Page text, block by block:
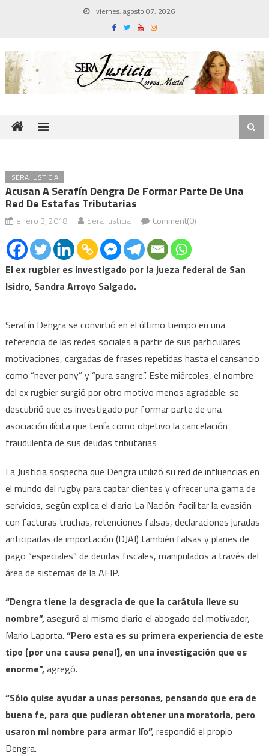
viernes, agosto 07, 2026
SERA JUSTICIA
Acusan A Serafín Dengra De Formar Parte De Una
Red De Estafas Tributarias
enero 3, 2018 Será Justicia Comment(0)
El ex rugbier es investigado por la jueza federal de San
Isidro, Sandra Arroyo Salgado.
Serafín Dengra se convirtió en el último tiempo en una
referencia de las redes sociales a partir de sus particulares
motivaciones, cargadas de frases repetidas hasta el cansancio
como “never pony” y “pura sangre”. Este miércoles, el nombre
del ex rugbier surgió por otro motivo menos agradable: se
descubrió que es investigado por formar parte de una
asociación ilícita que tenía como objetivo la cancelación
fraudulenta de sus deudas tributarias
La Justicia sospecha que Dengra utilizó su red de influencias en
el mundo del rugby para captar clientes y ofrecer una gama de
servicios, según explica el diario La Nación: facilitar la evasión
con facturas truchas, retenciones falsas, declaraciones juradas
anticipadas de importación (DJAI) también falsas y planes de
pago “especiales” de deudas fiscales, manipulados a través del
área de sistemas de la AFIP.
“Dengra tiene la desgracia de que la carátula lleve su
nombre”,aseguró al mismo diario el abogado del motivador,
Mario Laporta. “Pero esta es su primera experiencia de este
tipo [por una causa penal], en una investigación que es
enorme”,agregó.
“Sólo quise ayudar a unas personas, pensando que era de
buena fe, para que pudieran obtener una moratoria, pero
usaron mi nombre para armar lío”,respondió el propio
Dengra.